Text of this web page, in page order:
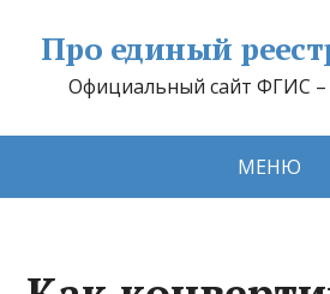
Про единый
Официальный сайт ФГИС –
МЕНЮ